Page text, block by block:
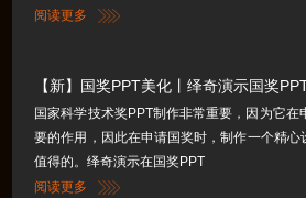
阅读更多
【新】国奖PPT美化丨绎奇演示国奖
国家科学技术奖PPT制作非常重要，因为它
要的作用，因此在申请国奖时，制作一个精心
值得的。绎奇演示在国奖PPT
阅读更多